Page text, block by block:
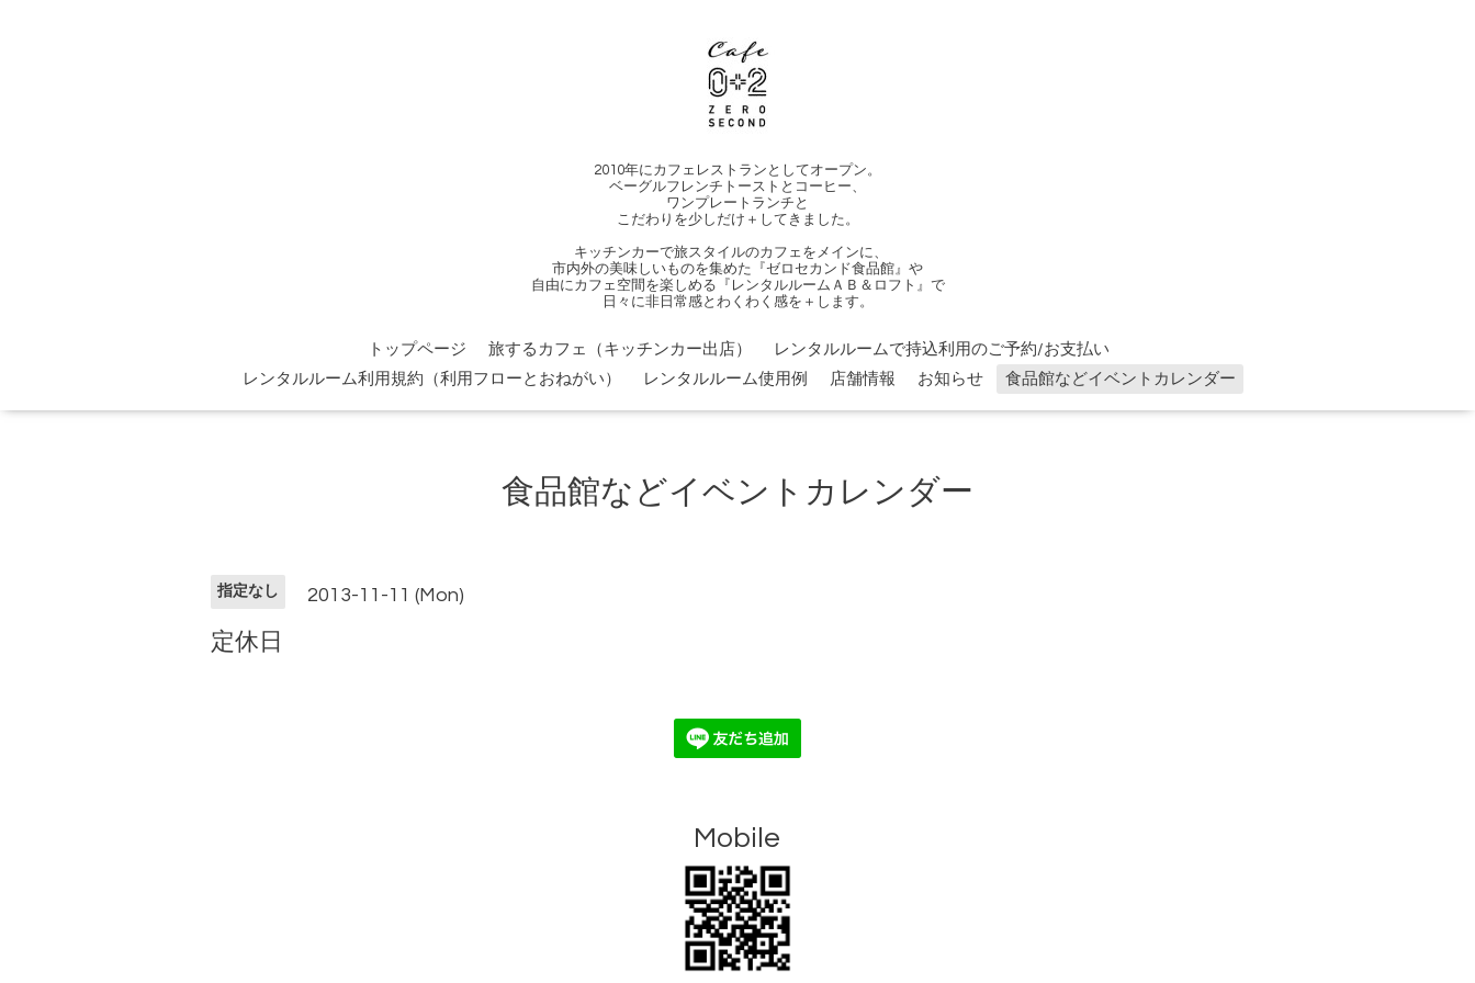
2010年にカフェレストランとしてオープン。
ベーグルフレンチトーストとコーヒー、
ワンプレートランチと
こだわりを少しだけ＋してきました。
キッチンカーで旅スタイルのカフェをメインに、
市内外の美味しいものを集めた『ゼロセカンド食品館』や
自由にカフェ空間を楽しめる『レンタルルームＡＢ＆ロフト』で
日々に非日常感とわくわく感を＋します。
トップページ 旅するカフェ（キッチンカー出店）
レンタルルームで持込利用のご予約/お支払い
レンタルルーム利用規約（利用フローとおねがい）
レンタルルーム使用例 店舗情報 お知らせ 食品館などイベントカレンダー
食品館などイベントカレンダー
指定なし 2013-11-11 (Mon)
定休日
Mobile